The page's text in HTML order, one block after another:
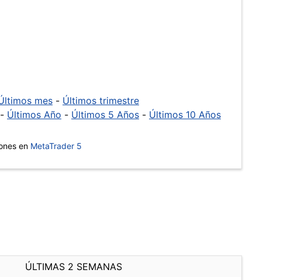
mes - Últimos trimestre
- Últimos Año - Últimos 5 Años - Últimos 10 Años
en MetaTrader 5
ÚLTIMAS 2 SEMANAS